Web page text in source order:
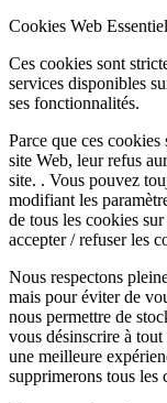
Cookies Web
Ces cookies sont
services disponibles
ses fonctionnalités.
Parce que ces
site Web, leur refus
site. . Vous pouvez
modifiant les
de tous les cookies
accepter / refuser les
Nous respectons
mais pour éviter de
nous permettre de
vous désinscrire à
une meilleure
supprimerons tous les